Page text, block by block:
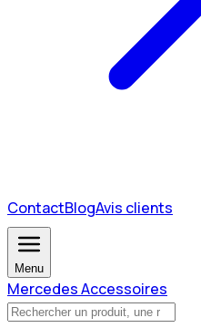
ContactBlogAvis clients
Menu
Mercedes Accessoires